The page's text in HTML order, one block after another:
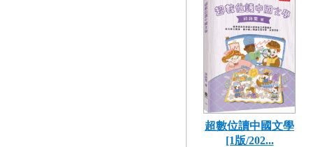
超數位讀中國文學
[1版/202...